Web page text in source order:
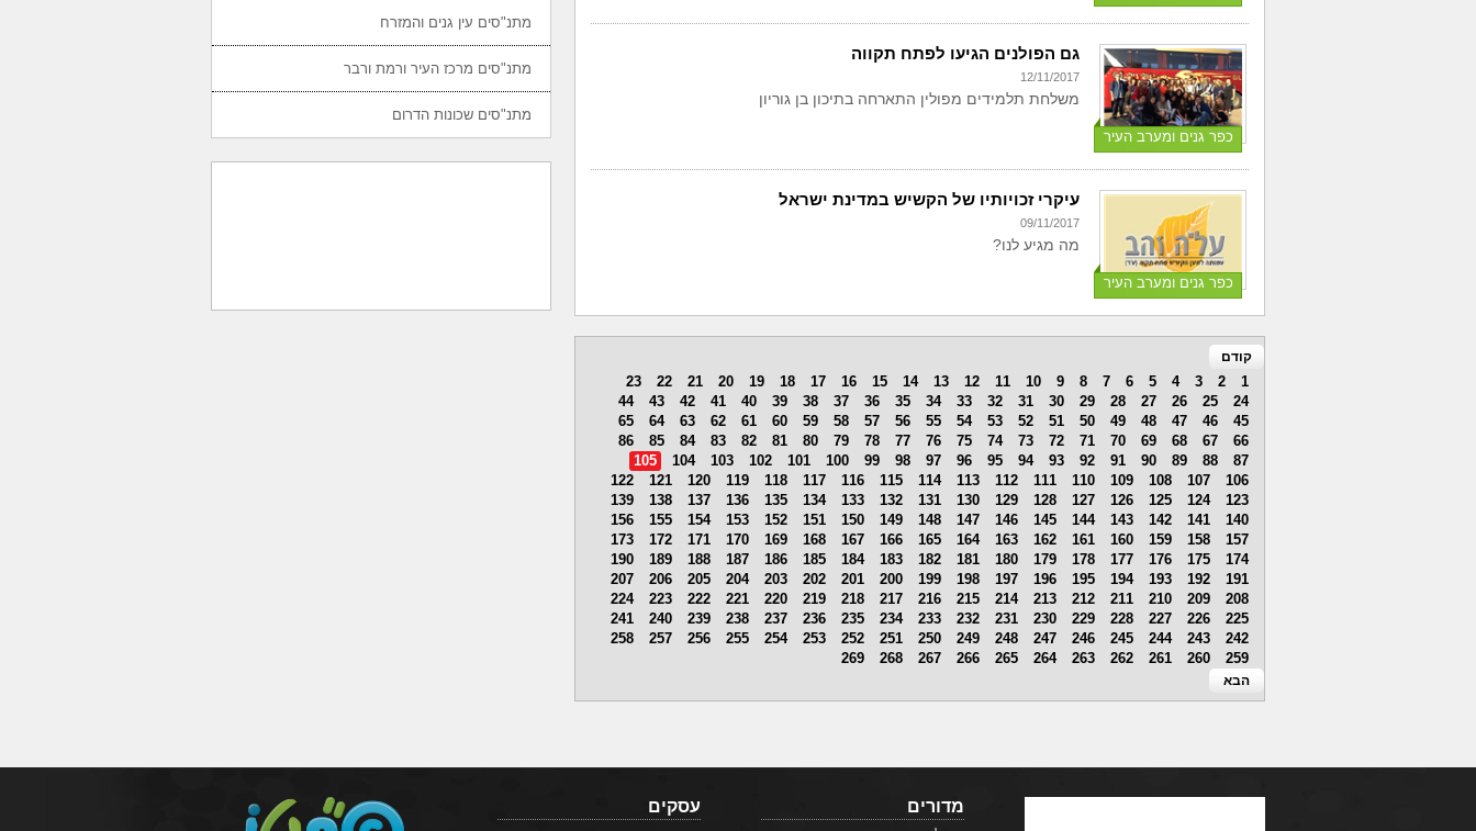
כפר גנים ומערב העיר
גם הפולנים הגיעו לפתח תקווה
12/11/2017
משלחת תלמידים מפולין התארחה בתיכון בן גוריון
כפר גנים ומערב העיר
עיקרי זכויותיו של הקשיש במדינת ישראל
09/11/2017
מה מגיע לנו?
קודם
1
2
3
4
5
6
7
8
9
10
11
12
13
14
15
16
17
18
19
20
21
22
23
24
25
26
27
28
29
30
31
32
33
34
35
36
37
38
39
40
41
42
43
44
45
46
47
48
49
50
51
52
53
54
55
56
57
58
59
60
61
62
63
64
65
66
67
68
69
70
71
72
73
74
75
76
77
78
79
80
81
82
83
84
85
86
87
88
89
90
91
92
93
94
95
96
97
98
99
100
101
102
103
104
105
106
107
108
109
110
111
112
113
114
115
116
117
118
119
120
121
122
123
124
125
126
127
128
129
130
131
132
133
134
135
136
137
138
139
140
141
142
143
144
145
146
147
148
149
150
151
152
153
154
155
156
157
158
159
160
161
162
163
164
165
166
167
168
169
170
171
172
173
174
175
176
177
178
179
180
181
182
183
184
185
186
187
188
189
190
191
192
193
194
195
196
197
198
199
200
201
202
203
204
205
206
207
208
209
210
211
212
213
214
215
216
217
218
219
220
221
222
223
224
225
226
227
228
229
230
231
232
233
234
235
236
237
238
239
240
241
242
243
244
245
246
247
248
249
250
251
252
253
254
255
256
257
258
259
260
261
262
263
264
265
266
267
268
269
הבא
מתנ"סים עין גנים והמזרח
מתנ"סים מרכז העיר ורמת ורבר
מתנ"סים שכונות הדרום
מדורים עסקים